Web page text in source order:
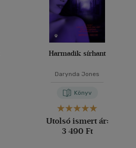
Harmadik sírhant
Darynda Jones
Könyv
Utolsó ismert ár:
3 490 Ft